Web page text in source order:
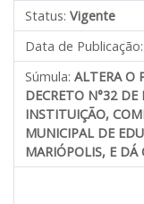
Status: Vigente
Data de Publicação:
Súmula: ALTERA O
DECRETO N°32
INSTITUIÇÃO,
MUNICIPAL DE
MARIÓPOLIS, E DÁ